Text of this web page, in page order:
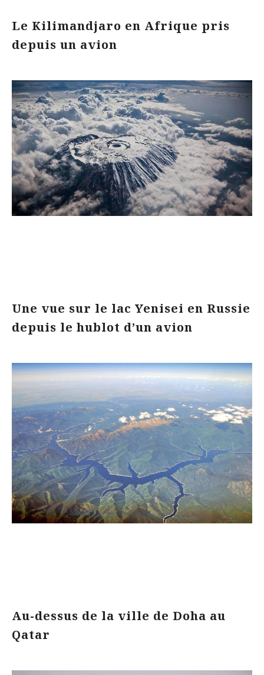
Le Kilimandjaro en Afrique pris
depuis un avion
Une vue sur le lac Yenisei en Russie
depuis le hublot d’un avion
Au-dessus de la ville de Doha au
Qatar